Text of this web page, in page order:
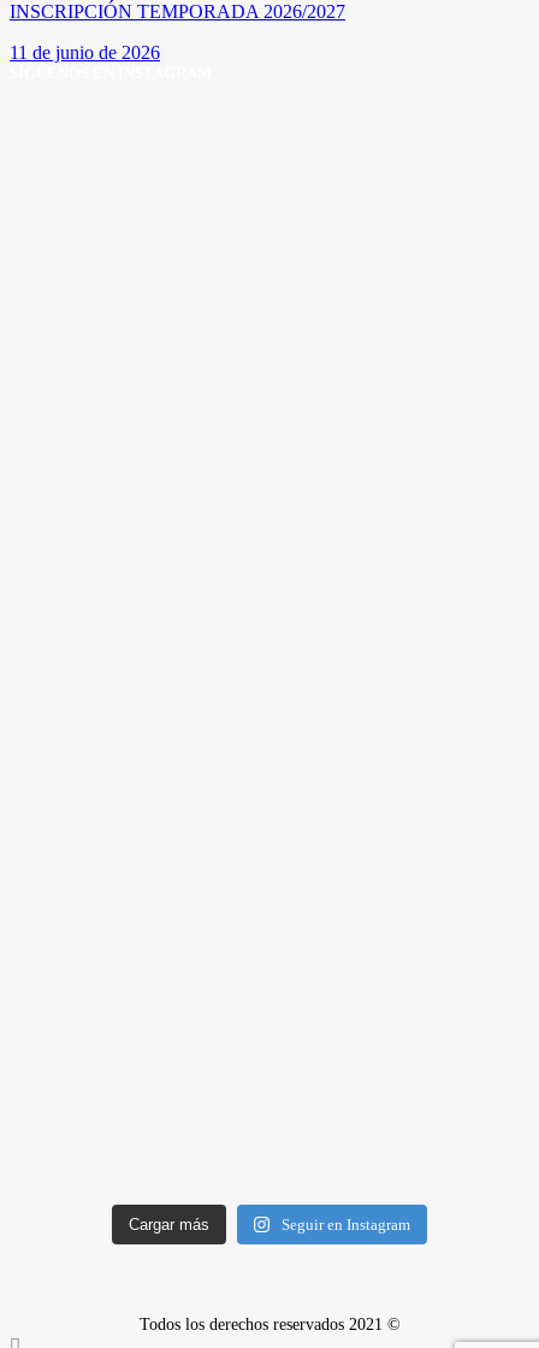
INSCRIPCIÓN TEMPORADA 2026/2027
11 de junio de 2026
Cargar más Seguir en Instagram
Todos los derechos reservados 2021 ©